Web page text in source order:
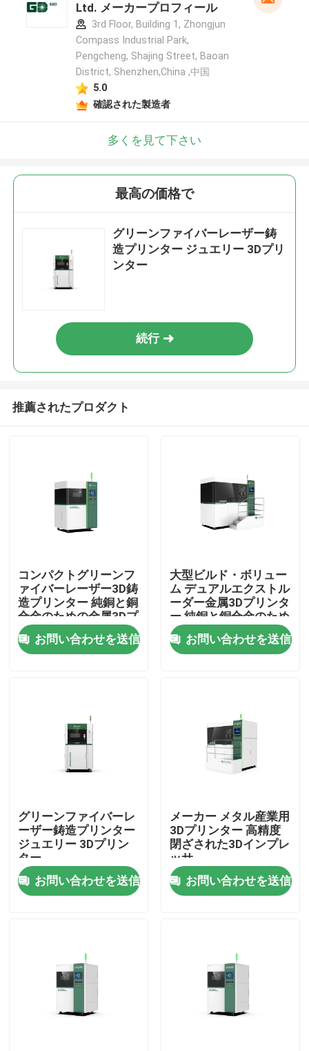
家
私たちに関しては
工場見学
お問い合わせ
Ltd. メーカープロフィール
3rd Floor, Building 1, Zhongjun
Compass Industrial Park,
Pengcheng, Shajing Street, Baoan
District, Shenzhen,China ,中国
5.0
確認された製造者
多くを見て下さい
最高の価格で
グリーンファイバーレーザー鋳
造プリンター ジュエリー 3Dプリ
ンター
続行
推薦されたプロダクト
コンパクトグリーンフ
ァイバーレーザー3D鋳
造プリンター 純銅と銅
合金のための金属3Dプ
リンター
お問い合わせを送信
大型ビルド・ボリュー
ム デュアルエクストル
ーダー金属3Dプリンタ
ー 純銅と銅合金のため
のグリーンファイバー
レーザー印刷機
お問い合わせを送信
グリーンファイバーレ
ーザー鋳造プリンター
ジュエリー 3Dプリン
ター
お問い合わせを送信
メーカー メタル産業用
3Dプリンター 高精度
閉ざされた3Dインプレ
ッサ
お問い合わせを送信